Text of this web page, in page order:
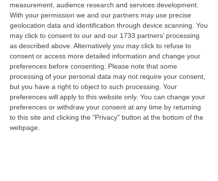
measurement, audience research and services development.
With your permission we and our partners may use precise
geolocation data and identification through device scanning. You
may click to consent to our and our 1733 partners’ processing
as described above. Alternatively you may click to refuse to
consent or access more detailed information and change your
preferences before consenting.
Please note that some
processing of your personal data may not require your consent,
but you have a right to object to such processing. Your
preferences will apply to this website only. You can change your
preferences or withdraw your consent at any time by returning
to this site and clicking the "Privacy" button at the bottom of the
webpage.
Renzi: «Conte? Sarebbe Delittuoso Vannaccizzare La Coalizione»
“ROMA «Conte sta giocando la sua partita, vedremo se le primarie si
faranno, quando e con che formato, se a due Conte-Schlein o se ci
sarann…
07 Agosto, 21:35
Meteo, Altri 10 Giorni Di Caldo Estremo
“ROMA La tregua varrà fino a domani: dopo il record di ieri con il bollino
rosso per tutte le 27 città monitorate e oggi con 26 allerte mass…
07 Agosto, 20:33
Torna In Calabria: OSM Cerca Professionisti Calabresi Che Vivono